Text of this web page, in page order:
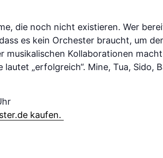
die noch nicht existieren. Wer
es kein Orchester braucht, um
musikalischen Kollaborationen
lautet „erfolgreich“. Mine, Tua, Sido,
kaufen.